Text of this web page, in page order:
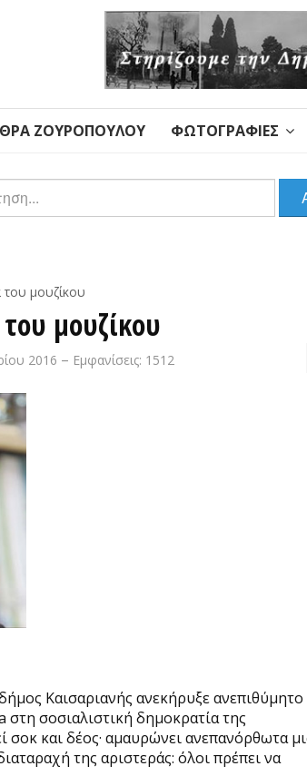
ΖΟΥΡΌΠΟΥΛΟΥ ΦΩΤΟΓΡΑΦΊΕΣ
μουζίκου
μουζίκου
2016 Εμφανίσεις: 1512
Καισαριανής ανεκήρυξε ανεπιθύμητο
σοσιαλιστική δημοκρατία της
σοκ και δέος· αμαυρώνει ανεπανόρθωτα
της αριστεράς: όλοι πρέπει να